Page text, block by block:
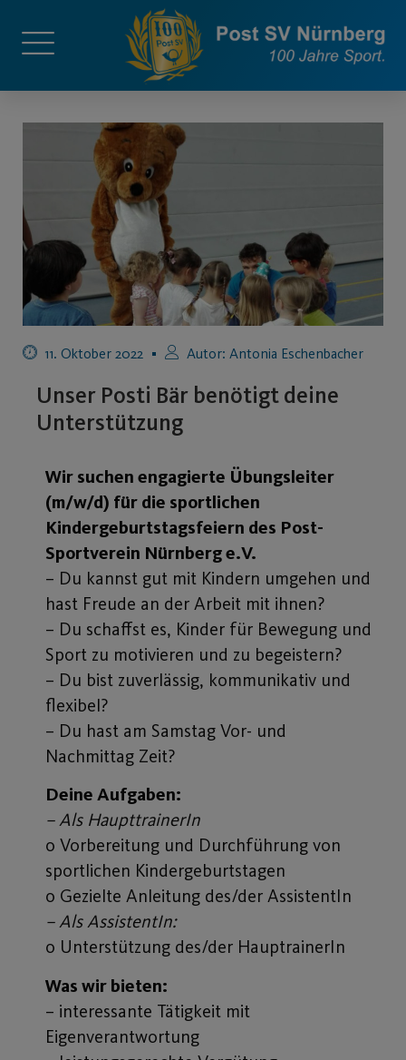
11. Oktober 2022 Autor: Antonia Eschenbacher
Unser Posti Bär benötigt deine
Unterstützung
Wir suchen engagierte Übungsleiter
(m/w/d) für die sportlichen
Kindergeburtstagsfeiern des Post-
Sportverein Nürnberg e.V.
– Du kannst gut mit Kindern umgehen und
hast Freude an der Arbeit mit ihnen?
– Du schaffst es, Kinder für Bewegung und
Sport zu motivieren und zu begeistern?
– Du bist zuverlässig, kommunikativ und
flexibel?
– Du hast am Samstag Vor- und
Nachmittag Zeit?
Deine Aufgaben:
– Als HaupttrainerIn
o Vorbereitung und Durchführung von
sportlichen Kindergeburtstagen
o Gezielte Anleitung des/der AssistentIn
– Als AssistentIn:
o Unterstützung des/der HauptrainerIn
Was wir bieten:
– interessante Tätigkeit mit
Eigenverantwortung